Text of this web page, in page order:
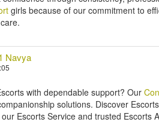
girls because of our commitment to
Navya
with dependable support? Our
solutions. Discover
Escorts Service and trusted Escorts